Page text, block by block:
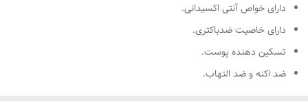
دارای خواص آنتی اکسیدانی.
دارای خاصیت ضدباکتری.
تسکین دهنده پوست.
ضد اکنه و ضد التهاب.